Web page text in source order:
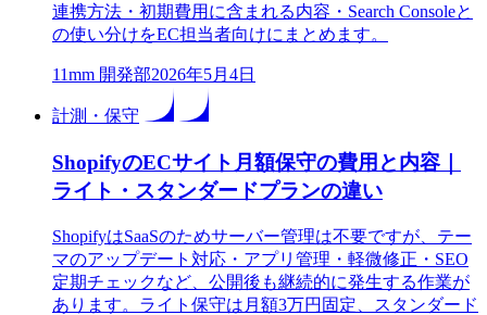
連携方法・初期費用に含まれる内容・Search Consoleと
の使い分けをEC担当者向けにまとめます。
11mm 開発部2026年5月4日
計測・保守
ShopifyのECサイト月額保守の費用と内容｜
ライト・スタンダードプランの違い
ShopifyはSaaSのためサーバー管理は不要ですが、テー
マのアップデート対応・アプリ管理・軽微修正・SEO
定期チェックなど、公開後も継続的に発生する作業が
あります。ライト保守は月額3万円固定、スタンダード